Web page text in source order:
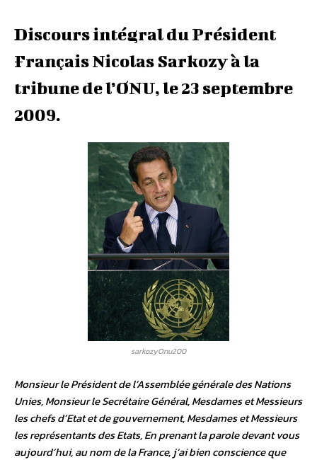
Discours intégral du Président
Français Nicolas Sarkozy à la
tribune de l’ONU, le 23 septembre
2009.
sarkozyOnu200
Monsieur le Président de l’Assemblée générale des Nations Unies, Monsieur le Secrétaire Général, Mesdames et Messieurs les chefs d’Etat et de gouvernement, Mesdames et Messieurs les représentants des Etats, En prenant la parole devant vous aujourd’hui, au nom de la France, j’ai bien conscience que dans les circonstances où nous nous trouvons, nous sommes tous confrontés à une responsabilité historique. Nous sommes en plein milieu d’une crise financière, économique, sociale sans précédent ; nous sommes à la veille d’une catastrophe écologique planétaire ; nous devons maintenant inventer un monde nouveau où les folies d’hier ne seront plus possibles. C’est la responsabilité qui nous incombe. Nous savons tous maintenant vers quelles catastrophes peut nous conduire notre obstination à essayer de régler les problèmes du XXIe siècle avec les instruments et les idées du XXe siècle. Désormais, plus un seul d’entre nous ne pourra prétendre qu’il ne savait pas. Il y a une prise de conscience universelle que la voie dans laquelle le monde était engagé depuis plusieurs décennies était sans issue. La prise de conscience est universelle. La voie dans laquelle le monde s’était engagé depuis plusieurs décennies, cette voie est une impasse. Cette prise de conscience se fait dans la peine, la souffrance et l’angoisse. Mesdames et Messieurs les chefs d’Etat et de gouvernement, nous sommes comptables politiquement, moralement de cette souffrance accumulée sur la planète. Il y a des dizaines de millions d’hommes et de femmes qui ont perdu leur emploi, leur maison. Il y a un milliard d’êtres humains qui souffrent de la faim, des centaines de millions d’êtres humains qui n’ont pas accès à l’eau, à l’énergie, qui n’ont pas les soins médicaux minimum. A ces centaines de millions d’habitants de la planète, il nous appartient à nous, chefs d’Etat et de Gouvernement, et à personne d’autre de rendre l’espoir. Ceux qui payent les conséquences de la crise n’y sont pour rien. A tous ceux qui sont indignés par les comportements de ceux, dans la finance, qui nous ont conduit au bord du chaos et qui voudraient continuer à s’enrichir d’une façon indécente, nous devons une réponse. A ceux qui meurent encore dans des guerres absurdes qui datent d’un autre âge, alors que l’humanité a tant de défis à relever, nous devons une réponse. Et la réponse de la France, elle est sans ambiguïté : cela ne peut plus continuer comme avant. Nous devons changer, nous ne pouvons pas accepter que tout recommence pour qu’une autre catastrophe se produise demain. Après un tel démenti de nos habitudes de pensée, de nos préjugés, au fond, la tâche qui repose sur nos épaules est exactement la même que celle qui reposait sur les épaules des hommes de bonne volonté qui ici, au lendemain de la Seconde Guerre mondiale, ont posé les bases d’un nouvel ordre politique, économique et monétaire mondial. La génération qui nous a précédé a été à la hauteur de ses responsabilités, la question qui se pose aujourd’hui : saurons-nous, nous-mêmes, être à la hauteur de cette même responsabilité. Le monde va changer. Il ne peut en être autrement. Le monde va-t-il changer parce que nous saurons faire preuve de sagesse, d’intelligence, de courage ou bien le monde va-t-il changer parce que de nouvelles crises surviendront si nous n’avons pas la sagesse de prendre la voie de changements radicaux ? mailbox:///C|/Documents%20and%20Settings/Cyrille%20Souche/Application%20Data/Thunderbird/Profiles/pz6tly1i.default/Mail/Local%20Folders/Inbox?number=-2103158204&part=1.3&filename=sarkozyOnu200.jpgLa vérité c’est que nous avons déjà trop attendu pour réguler la mondialisation, pour lutter contre le réchauffement climatique, pour faire obstacle à la prolifération nucléaire. Et je veux dire aux dirigeants iraniens avec solennité, qu’en misant sur la passivité de la communauté internationale pour poursuivre leur programme nucléaire militaire, ils commettraient une erreur tragique. Nous avons trop attendu pour rétablir la paix au Moyen-Orient en donnant au peuple palestinien cet Etat qui lui est dû, au nom du Droit et de la Justice. Et nous avons également trop attendu pour garantir au peuple d’Israël ce droit de vivre en sécurité que les tragédies de l’Histoire lui ont rendu si nécessaire. Nous savons ce qu’il nous reste à faire, élargir /le cercle des membres permanents et non permanents du Conseil de sécurité. Je le dis au nom de la France, il est inacceptable que le continent africain n’ait pas un seul membre permanent au Conseil de sécurité, c’est inacceptable, parce que c’est injuste. Il est inacceptable que le continent sud-américain, avec cette grande puissance qu’est le Brésil, que l’Inde avec son milliard d’habitants, ou encore le Japon ou l’Allemagne soient exclus des membres permanents du Conseil de sécurité. C’est inacceptable et je le dis ici, il en va de la légitimité de l’ONU. Soit l’ONU se réforme et elle sera plus légitime, soit l’ONU choisit l’immobilisme et les grandes décisions, hélas, se prendront à l’extérieur de l’ONU. Il faut réformer le FMI et la Banque Mondiale. C’est une nécessité. Les droits de vote doivent y être plus équitablement répartis entre les pays. Et la mission du FMI, comme de la Banque Mondiale doit être redéfinie. Conserver le FMI, le cantonner dans le rôle de gardien d’une orthodoxie que la crise a si fortement ébranlée serait une erreur tragique. Il faut refonder le système monétaire international, Mesdames et Messieurs, il ne peut pas y avoir un monde multipolaire politiquement et uni-monétaire monétairement. Ce n’est pas acceptable et ce n’est pas possible. Il faut refonder le capitalisme financier. La France ne renoncera pas, parce qu’un système où l’on ne paye pas le vrai prix du risque et le vrai prix de la rareté, est un système suicidaire. Il faut en finir avec les paradis fiscaux, car nous n’avons pas à tolérer les lieux où se cache l’argent de la spéculation, du crime et l’argent de la fraude. Cela ne dépend que de nous, personne dans le monde ne comprendrait que nous transigions avec cet objectif. Il faut limiter les fluctuations des cours des matières premières soumis à une spéculation excessive, à commencer par le pétrole, cette instabilité est insupportable. On doit payer aux pays qui disposent de matières premières le juste prix de ces matières premières et on ne doit pas accepter que la spéculation ne déstabilise le monde sur les cours de ces matières premières.Nous devons fixer des objectifs chiffrés à Copenhague, en matière d’émissions de gaz à effet de serre, nous ne pouvons plus différer le moment du choix. Nous devons créer une Organisation Mondiale de l’Environnement. Nous devons reconnaître la légitimité du principe de la taxe carbone aux frontières, pour que nul ne puisse tirer bénéfice, ce qui serait un comble, d’un dumping environnemental. Nous ne pouvons pas laisser le droit du commerce imposer seul sa loi. Je crois au libre-échange mais il y a des normes fondamentales qui existent, nous sommes membres de l’Organisation Mondiale de la Santé, à quel titre et de quel droit bafouons nous le droit à la santé de ceux qui n’ont rien ? Nous sommes membres l’Organisation Internationale du Travail, qui a défini huit normes fondamentales du travail, pourquoi accepter que ces normes soient bafoués ? Le droit à la santé, le droit à un minimum de respect de la question sociale, le droit de la protection de la planète compte autant que le droit du commerce, il n’y a pas un de ces droits qui est supérieur aux autres. On ne peut pas demander aux pays en développement et aux pays pauvres de respecter ces normes sans que nous-mêmes, les pays riches, nous ne les aidions dans leurs efforts. Nous appartenons tous à la même humanité, nous vivons sur la même planète. Nous sommes tous concernés par les mêmes défis. Alors oui, il faut être capable de partager nos technologies. Cela concerne la France et la France y est prête comme les autres pays riches de la planète. Oui, il nous faudra trouver de nouvelles ressources pour l’aide au développement, pour relever ensemble le défi écologique et s’il le faut, je n’hésite pas à le dire, nous trouverons ces ressources en taxant les gains excessifs de la spéculation et de la rente. Il n’y a pas à aller chercher beaucoup plus loin des ressources, elles existent là. Je lance un appel à tous les Etats, à toutes les organisations internationales pour que les recommandations de la commission présidée par Joseph Stiglitz soient mises en oeuvre partout. Nous nous trompons dans les critères et les indicateurs de calcul de la croissance. Mesdames et Messieurs, la tâche est immense, elle ne fait que commencer, alors raison de plus pour commencer maintenant et commencer vite. Nous n’avons plus le temps. Chacun doit être conscient dece qui se passerait si nous devions rentrer dans notre pays les uns comme les autres, en expliquant à nos concitoyens que nous avons été incapables de nous entendre, d’imaginer de nouvelles solutions, alors que eux souffrent tant des conséquences de la crise. Je veux avertir très simplement qu’à Pittsburgh et à Copenhague, rien ne serait pire qu’un compromis médiocre. L’opinion mondiale et les circonstances exigent que l’on règle réellement les problèmes et nous interdit de faire semblant. Mesdames et messieurs, Mes Chers collègues, Les risques de crise les plus graves, si nous nous laissons aller à l’immobilisme ne sont pas derrière nous, ils sont devant nous. Nous sommes dans un de ces moments de l’histoire où les décisions politiques engagent profondément l’avenir et pour longtemps. Nous n’avons pas le choix, nous devons prendre des risques parce que le plus grand risque aujourd’hui serait de ne rien faire, de nous laisser porter par la force des habitudes, de penser que nous avons le temps. Du temps, la France est venue vous dire que nous n’en avons plus. Mesdames et Messieurs, je souhaite que cette année 2009 soit celle de la refondation d’un nouvel ordre mondial plus juste, plus efficient,